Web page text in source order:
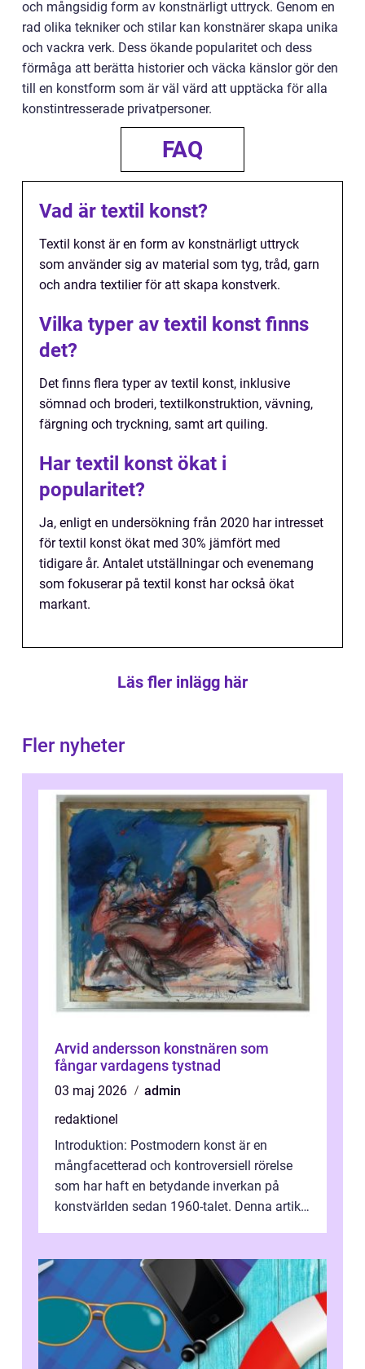
och mångsidig form av konstnärligt uttryck. Genom en
rad olika tekniker och stilar kan konstnärer skapa unika
och vackra verk. Dess ökande popularitet och dess
förmåga att berätta historier och väcka känslor gör den
till en konstform som är väl värd att upptäcka för alla
konstintresserade privatpersoner.
FAQ
Vad är textil konst?
Textil konst är en form av konstnärligt uttryck
som använder sig av material som tyg, tråd, garn
och andra textilier för att skapa konstverk.
Vilka typer av textil konst finns
det?
Det finns flera typer av textil konst, inklusive
sömnad och broderi, textilkonstruktion, vävning,
färgning och tryckning, samt art quiling.
Har textil konst ökat i
popularitet?
Ja, enligt en undersökning från 2020 har intresset
för textil konst ökat med 30% jämfört med
tidigare år. Antalet utställningar och evenemang
som fokuserar på textil konst har också ökat
markant.
Läs fler inlägg här
Fler nyheter
Arvid andersson konstnären som
fångar vardagens tystnad
03 maj 2026
admin
redaktionel
Introduktion: Postmodern konst är en
mångfacetterad och kontroversiell rörelse
som har haft en betydande inverkan på
konstvärlden sedan 1960-talet. Denna artikel